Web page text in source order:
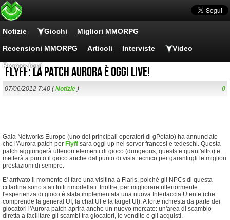
Notizie Giochi Migliori MMORPG
Recensioni MMORPG Articoli Interviste Video
Promozioni
Flyff: la patch Aurora è oggi live!
07/06/2012 7:40 (Notizie ) 0
Gala Networks Europe (uno dei principali operatori di gPotato) ha annunciato
che l'Aurora patch per Flyff sarà oggi up nei server francesi e tedeschi. Questa
patch aggiungerà ulteriori elementi di gioco (dungeons, quests e quant'altro) e
metterà a punto il gioco anche dal punto di vista tecnico per garantirgli le migliori
prestazioni di sempre.
E' arrivato il momento di fare una visitina a Flaris, poiché gli NPCs di questa
cittadina sono stati tutti rimodellati. Inoltre, per migliorare ulteriormente
l'esperienza di gioco è stata implementata una nuova Interfaccia Utente (che
comprende la general UI, la chat UI e la target UI). A forte richiesta da parte dei
giocatori l'Aurora patch aprirà anche un nuovo mercato: un'area di scambio
diretta a facilitare gli scambi tra giocatori, le vendite e gli acquisti.